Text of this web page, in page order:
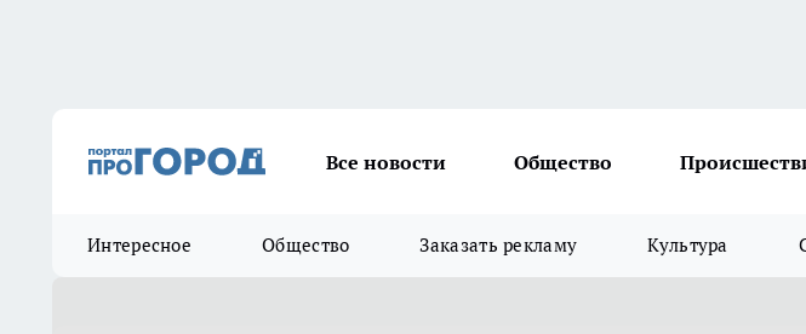
Все новости Общество
Интересное Общество Заказать рекламу Культура